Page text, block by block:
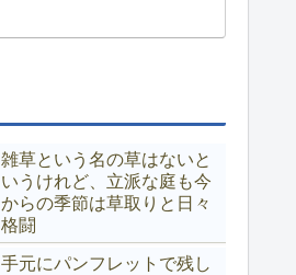
雑草という名の草はないと
いうけれど、立派な庭も今
からの季節は草取りと日々
格闘
手元にパンフレットで残し